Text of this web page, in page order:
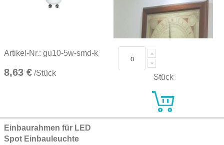
Artikel-Nr.: gu10-5w-smd-k
8,63 € /Stück Stück
Einbaurahmen für LED
Spot Einbauleuchte